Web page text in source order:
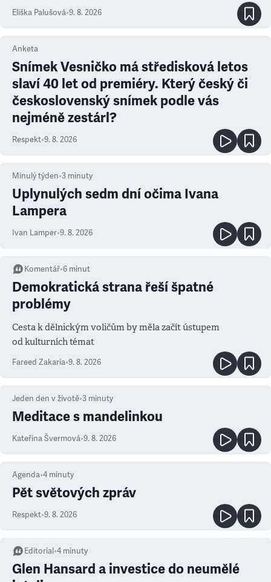
Eliška Palušová•9. 8. 2026
Anketa
Snímek Vesničko má středisková letos
slaví 40 let od premiéry. Který český či
československý snímek podle vás
nejméně zestárl?
Respekt•9. 8. 2026
Minulý týden•3 minuty
Uplynulých sedm dní očima Ivana
Lampera
Ivan Lamper•9. 8. 2026
Komentář•6 minut
Demokratická strana řeší špatné
problémy
Cesta k dělnickým voličům by měla začít ústupem
od kulturních témat
Fareed Zakaria•9. 8. 2026
Jeden den v životě•3 minuty
Meditace s mandelinkou
Kateřina Švermová•9. 8. 2026
Agenda•4 minuty
Pět světových zpráv
Respekt•9. 8. 2026
Editorial •4 minuty
Glen Hansard a investice do neumělé